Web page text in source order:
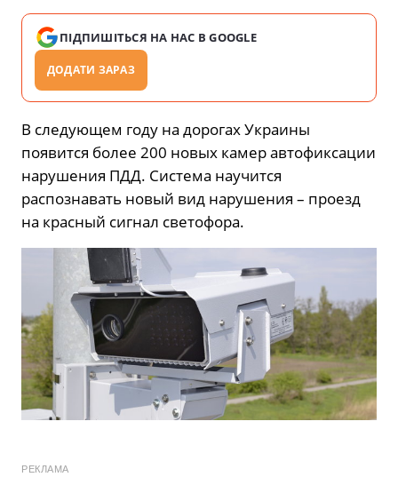
ПІДПИШІТЬСЯ НА НАС В GOOGLE
ДОДАТИ ЗАРАЗ
В следующем году на дорогах Украины
появится более 200 новых камер автофиксации
нарушения ПДД. Система научится
распознавать новый вид нарушения – проезд
на красный сигнал светофора.
РЕКЛАМА